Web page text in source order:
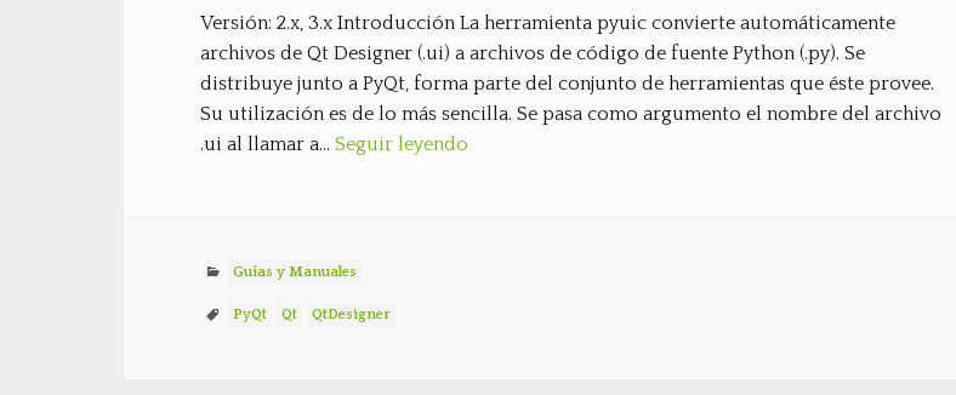
Versión: 2.x, 3.x Introducción La herramienta pyuic convierte automáticamente
archivos de Qt Designer (.ui) a archivos de código de fuente Python (.py). Se
distribuye junto a PyQt, forma parte del conjunto de herramientas que éste provee.
Su utilización es de lo más sencilla. Se pasa como argumento el nombre del archivo
.ui al llamar a… Seguir leyendo
Guías y Manuales
PyQt Qt QtDesigner